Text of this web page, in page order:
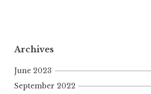
Archives
June 2023
September 2022